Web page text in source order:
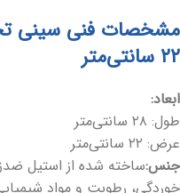
۲۲ سانتی‌متر
ابعاد:
طول: ۲۸ سانتی‌متر
عرض: ۲۲ سانتی‌متر
جنس:
خوردگی، رطوبت و مواد